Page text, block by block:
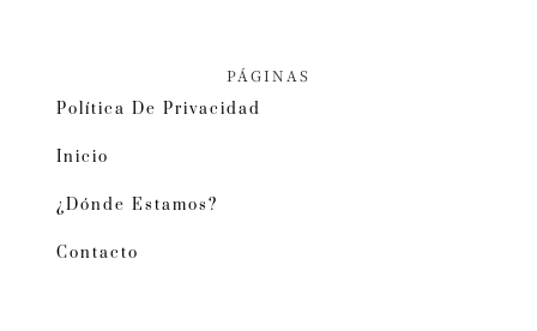
PÁGINAS
Política De Privacidad
Inicio
¿Dónde Estamos?
Contacto